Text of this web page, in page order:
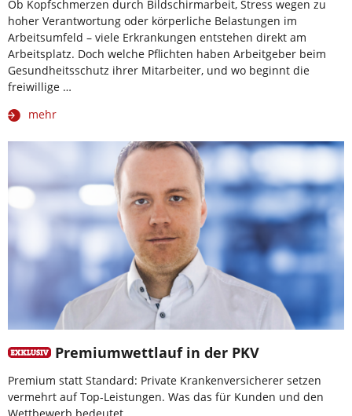
Premiumwettlauf in der PKV
Premium statt Standard: Private Krankenversicherer setzen
vermehrt auf Top-Leistungen. Was das für Kunden und den
Ob Kopfschmerzen durch Bildschirmarbeit, Stress wegen zu
hoher Verantwortung oder körperliche Belastungen im
Arbeitsumfeld – viele Erkrankungen entstehen direkt am
Arbeitsplatz. Doch welche Pflichten haben Arbeitgeber beim
Gesundheitsschutz ihrer Mitarbeiter, und wo beginnt die
freiwillige …
mehr